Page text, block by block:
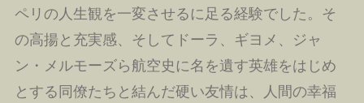
ペリの人生観を一変させるに足る経験でした。そ
の高揚と充実感、そしてドーラ、ギヨメ、ジャ
ン・メルモーズら航空史に名を遺す英雄をはじめ
とする同僚たちと結んだ硬い友情は、人間の幸福